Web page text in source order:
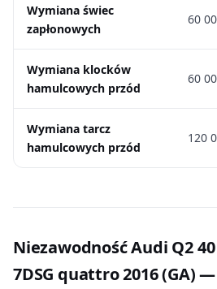
Wymiana świec
zapłonowych
60
Wymiana klocków
hamulcowych przód
60
Wymiana tarcz
hamulcowych przód
120
Niezawodność Audi Q2 40
7DSG quattro 2016 (GA)